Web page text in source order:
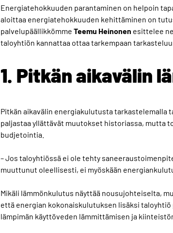
Energiatehokkuuden parantaminen on helpoin
aloittaa energiatehokkuuden kehittäminen on
palvelupäällikkömme Teemu Heinonen esittelee
taloyhtiön kannattaa ottaa tarkempaan
1. Pitkän aikavälin
Pitkän aikavälin energiakulutusta tarkastelemalla
paljastaa yllättävät muutokset historiassa, mutta
budjetointia.
– Jos taloyhtiössä ei ole tehty
muuttunut oleellisesti, ei myöskään
Mikäli lämmönkulutus näyttää nousujohteiselta,
että energian kokonaiskulutuksen lisäksi
lämpimän käyttöveden lämmittämisen ja